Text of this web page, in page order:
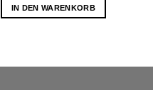
IN DEN WARENKORB